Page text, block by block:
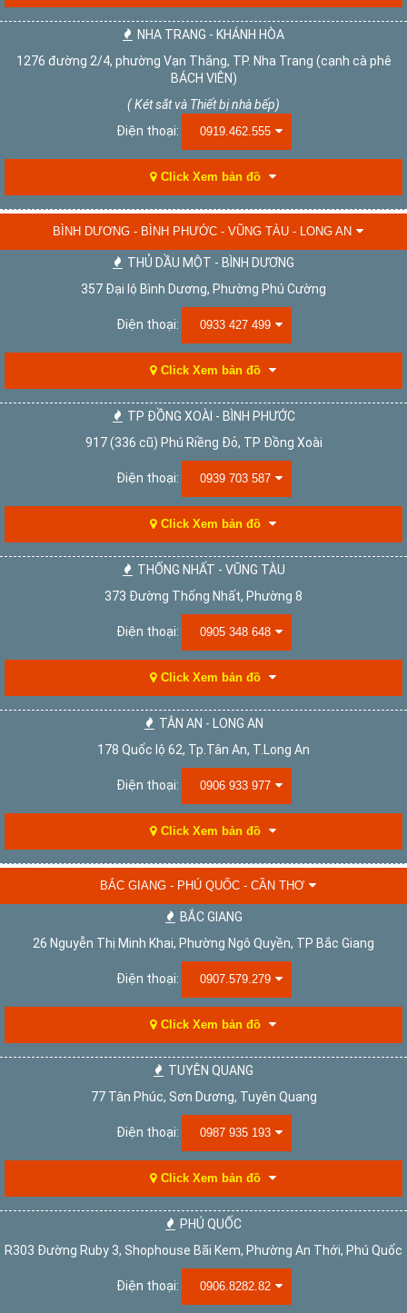
NHA TRANG - KHÁNH HÒA
1276 đường 2/4, phường Vạn Thắng, TP. Nha Trang (cạnh cà phê
BÁCH VIÊN)
( Két sắt và Thiết bị nhà bếp)
Điện thoại:
0919.462.555
Click Xem bản đồ
BÌNH DƯƠNG - BÌNH PHƯỚC - VŨNG TÀU - LONG AN
THỦ DẦU MỘT - BÌNH DƯƠNG
357 Đại lộ Bình Dương, Phường Phú Cường
Điện thoại: 0933 427 499
Click Xem bản đồ
TP ĐỒNG XOÀI - BÌNH PHƯỚC
917 (336 cũ) Phú Riềng Đỏ, TP Đồng Xoài
Điện thoại: 0939 703 587
Click Xem bản đồ
THỐNG NHẤT - VŨNG TÀU
373 Đường Thống Nhất, Phường 8
Điện thoại: 0905 348 648
Click Xem bản đồ
TÂN AN - LONG AN
178 Quốc lộ 62, Tp.Tân An, T.Long An
Điện thoại: 0906 933 977
Click Xem bản đồ
BẮC GIANG - PHÚ QUỐC - CẦN THƠ
BẮC GIANG
26 Nguyễn Thị Minh Khai, Phường Ngô Quyền, TP Bắc Giang
Điện thoại: 0907.579.279
Click Xem bản đồ
TUYÊN QUANG
77 Tân Phúc, Sơn Dương, Tuyên Quang
Điện thoại: 0987 935 193
Click Xem bản đồ
PHÚ QUỐC
R303 Đường Ruby 3, Shophouse Bãi Kem, Phường An Thới, Phú Quốc
Điện thoại: 0906.8282.82